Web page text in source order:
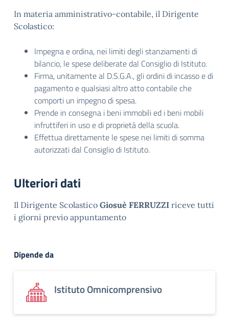
In materia amministrativo-contabile, il Dirigente
Scolastico:
Impegna e ordina, nei limiti degli stanziamenti di
bilancio, le spese deliberate dal Consiglio di Istituto.
Firma, unitamente al D.S.G.A., gli ordini di incasso e di
pagamento e qualsiasi altro atto contabile che
comporti un impegno di spesa.
Prende in consegna i beni immobili ed i beni mobili
infruttiferi in uso e di proprietà della scuola.
Effettua direttamente le spese nei limiti di somma
autorizzati dal Consiglio di Istituto.
Ulteriori dati
Il Dirigente Scolastico Giosuè FERRUZZI riceve tutti
i giorni previo appuntamento
Dipende da
Istituto Omnicomprensivo